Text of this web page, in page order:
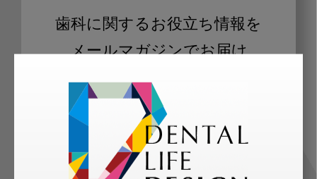
歯科に関するお役立ち情報を
メールマガジンでお届け
ご登録いただいた職種（歯科医師、歯
科衛生士、歯科技工士）に合わせた内